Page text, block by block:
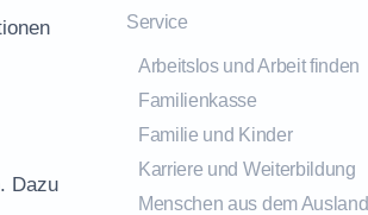
Dazu
Service
Arbeitslos und Arbeit finden
Familienkasse
Familie und Kinder
Karriere und Weiterbildung
Menschen aus dem Ausland